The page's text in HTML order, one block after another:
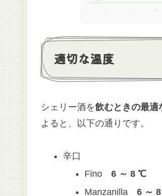
適切な温度
シェリー酒を飲むときの最適
よると、以下の通りです。
辛口
Fino6 ～ 8 ℃
Manzanilla
6 ～